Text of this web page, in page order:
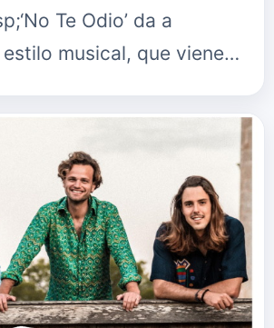
Te Odio’ da a
musical, que viene
de los géneros
Con sonid…